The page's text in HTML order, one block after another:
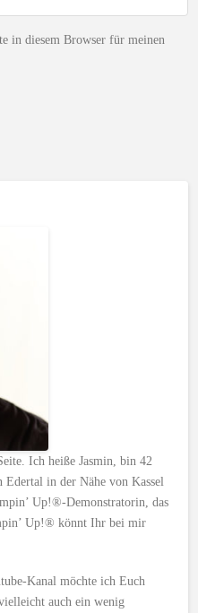
in diesem Browser für meinen
Ich heiße Jasmin, bin 42
Edertal in der Nähe von Kassel
Up!®-Demonstratorin, das
Up!® könnt Ihr bei mir
Kanal möchte ich Euch
auch ein wenig